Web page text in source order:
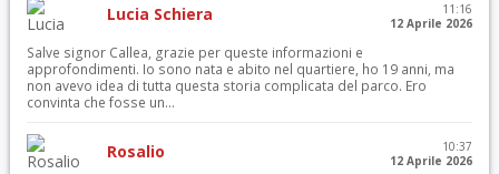
Lucia Schiera
11:16
12 Aprile 2026
Salve signor Callea, grazie per queste informazioni e
approfondimenti. Io sono nata e abito nel quartiere, ho 19 anni, ma
non avevo idea di tutta questa storia complicata del parco. Ero
convinta che fosse un...
Rosalio
10:37
12 Aprile 2026